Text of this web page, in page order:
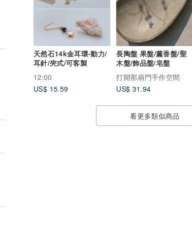
天然石14k金耳環-動力/
耳針/夾式/可客製
12:00
US$ 15.59
長陶盤 果盤/薰香盤/聖
木盤/飾品盤/皂盤
打開那扇門手作空間
US$ 31.94
看更多類似商品